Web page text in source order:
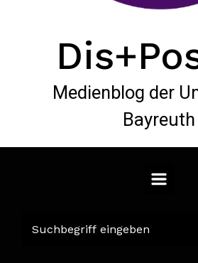
Medienblog der
Bayreuth